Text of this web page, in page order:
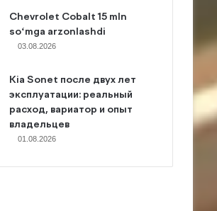
Chevrolet Cobalt 15 mln
so‘mga arzonlashdi
03.08.2026
Kia Sonet после двух лет
эксплуатации: реальный
расход, вариатор и опыт
владельцев
01.08.2026